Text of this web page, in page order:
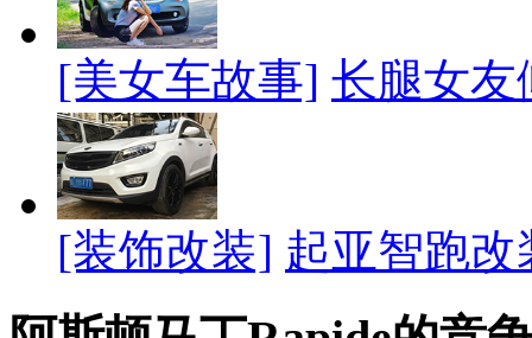
[美女车故事] 长腿女友
[装饰改装] 起亚智跑